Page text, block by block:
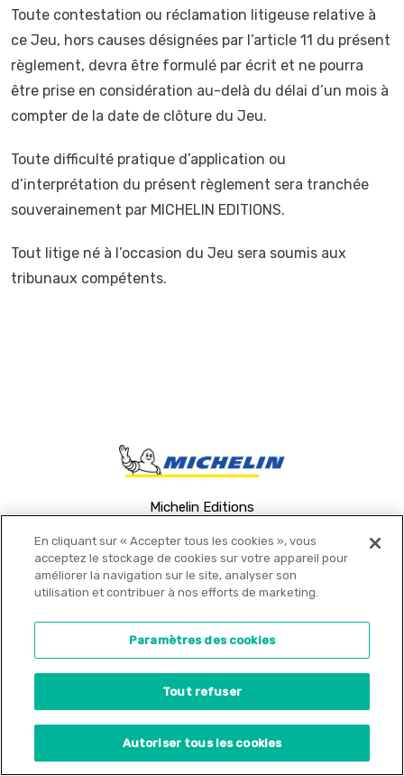
Toute contestation ou réclamation litigeuse relative à
ce Jeu, hors causes désignées par l’article 11 du présent
règlement, devra être formulé par écrit et ne pourra
être prise en considération au-delà du délai d’un mois à
compter de la date de clôture du Jeu.
Toute difficulté pratique d’application ou
d’interprétation du présent règlement sera tranchée
souverainement par MICHELIN EDITIONS.
Tout litige né à l’occasion du Jeu sera soumis aux
tribunaux compétents.
Michelin Editions
Offres PRO
Actualités
En cliquant sur « Accepter tous les cookies », vous
acceptez le stockage de cookies sur votre appareil pour
améliorer la navigation sur le site, analyser son
utilisation et contribuer à nos efforts de marketing.
Paramètres des cookies
Tout refuser
Autoriser tous les cookies